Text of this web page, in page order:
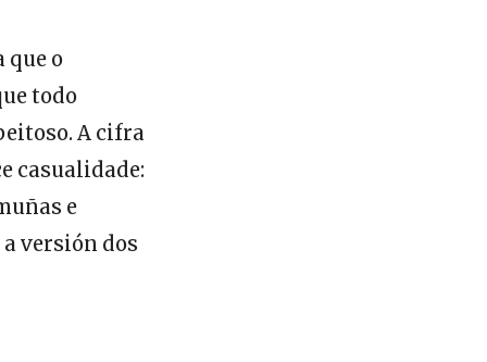
que o
todo
A cifra
casualidade:
e
versión dos